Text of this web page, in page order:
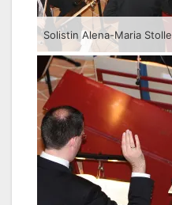
Solistin Alena-Maria Stolle